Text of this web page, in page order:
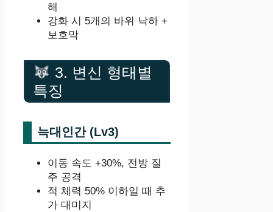
해
강화 시 5개의 바위 낙하 +
보호막
3. 변신 형태별
특징
늑대인간 (Lv3)
이동 속도 +30%, 전방 질
주 공격
적 체력 50% 이하일 때 추
가 대미지